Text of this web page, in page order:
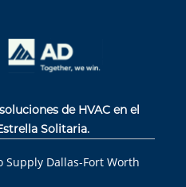
de HVAC en el
Solitaria.
Supply Dallas-Fort Worth